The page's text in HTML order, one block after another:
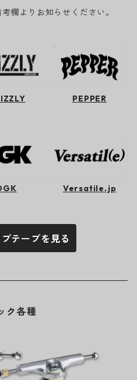
欄よりお知らせください。
PEPPER
Versatile.jp
テープを見る
ク各種